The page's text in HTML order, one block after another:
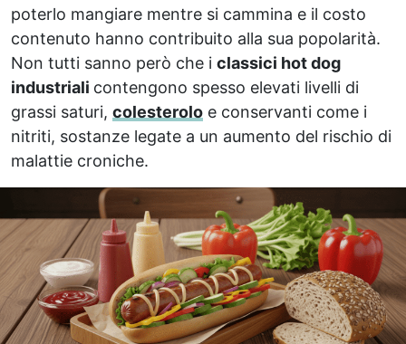
poterlo mangiare mentre si cammina e il costo
contenuto hanno contribuito alla sua popolarità.
Non tutti sanno però che i classici hot dog
industriali contengono spesso elevati livelli di
grassi saturi, colesterolo e conservanti come i
nitriti, sostanze legate a un aumento del rischio di
malattie croniche.